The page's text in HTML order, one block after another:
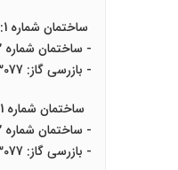
ساختمان شماره 1: 33144660 086.
- ساختمان شماره 2: 32222083 086
- بازرسی گاز: 34223077 086
ساختمان شماره 1: 33144660 086.
- ساختمان شماره 2: 32222083 086
- بازرسی گاز: 34223077 086